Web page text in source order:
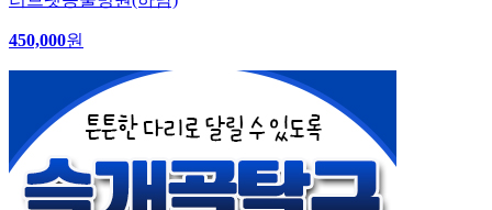
450,000원